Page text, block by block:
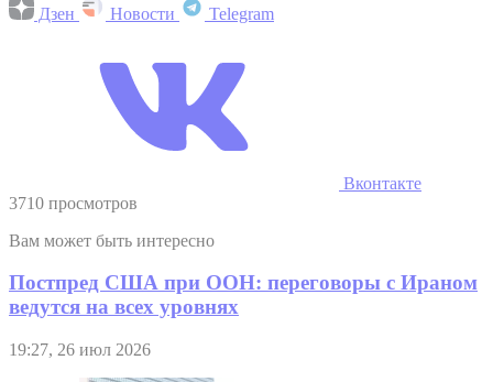
Дзен Новости Telegram
Вконтакте
3710 просмотров
Вам может быть интересно
Постпред США при ООН: переговоры с Ираном
ведутся на всех уровнях
19:27, 26 июл 2026